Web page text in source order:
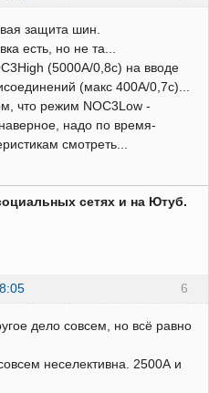
защита шин.
есть, но не та...
(5000А/0,8с) на вводе
(макс 400А/0,7с)...
что режим NOC3Low -
надо по время-
смотреть...
сетях и на Ютуб.
6
дело совсем, но всё равно
неселективна. 2500А и